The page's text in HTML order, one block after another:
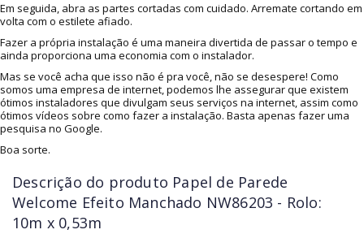
Em seguida, abra as partes cortadas com cuidado. Arremate cortando em
volta com o estilete afiado.
Fazer a própria instalação é uma maneira divertida de passar o tempo e
ainda proporciona uma economia com o instalador.
Mas se você acha que isso não é pra você, não se desespere! Como
somos uma empresa de internet, podemos lhe assegurar que existem
ótimos instaladores que divulgam seus serviços na internet, assim como
ótimos vídeos sobre como fazer a instalação. Basta apenas fazer uma
pesquisa no Google.
Boa sorte.
Descrição do produto Papel de Parede
Welcome Efeito Manchado NW86203 - Rolo:
10m x 0,53m